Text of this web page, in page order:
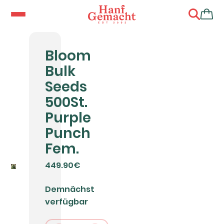
Bloom
Bulk
Seeds
500St.
Purple
Punch
Fem.
449.90€
Demnächst
verfügbar